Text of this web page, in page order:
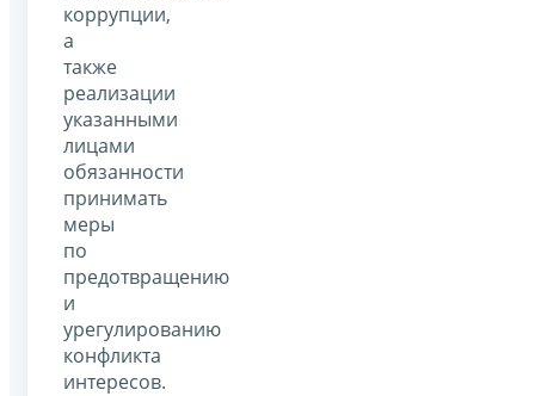
коррупции,
а
также
реализации
указанными
лицами
обязанности
принимать
меры
по
предотвращению
и
урегулированию
конфликта
интересов.